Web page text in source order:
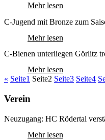
Mehr lesen
C-Jugend mit Bronze zum
Mehr lesen
C-Bienen unterliegen Görlitz
Mehr lesen
« Seite1 Seite2 Seite3 Seite4
Verein
Neuzugang: HC Rödertal
Mehr lesen